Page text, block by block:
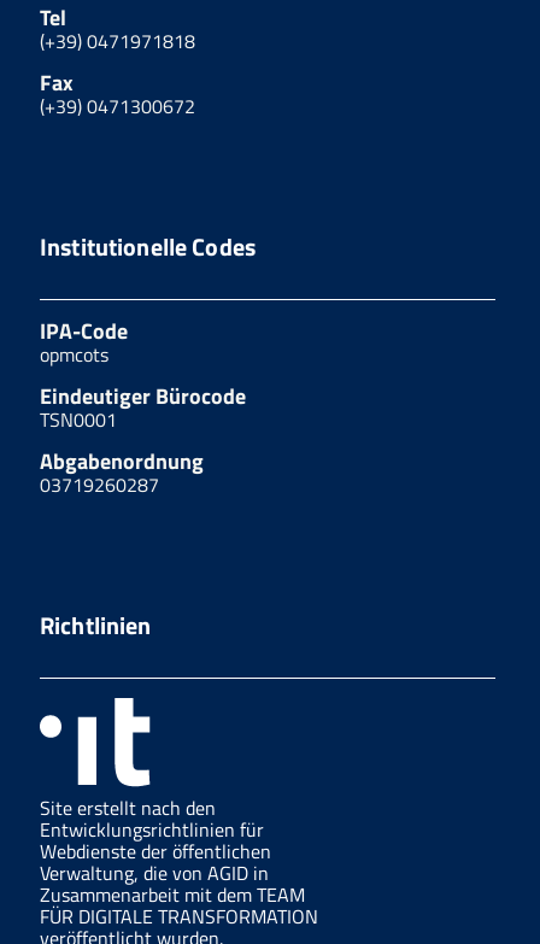
Tel
(+39) 0471971818
Fax
(+39) 0471300672
Institutionelle Codes
IPA-Code
opmcots
Eindeutiger Bürocode
TSN0001
Abgabenordnung
03719260287
Richtlinien
Site erstellt nach den
Entwicklungsrichtlinien für
Webdienste der öffentlichen
Verwaltung, die von AGID in
Zusammenarbeit mit dem TEAM
FÜR DIGITALE TRANSFORMATION